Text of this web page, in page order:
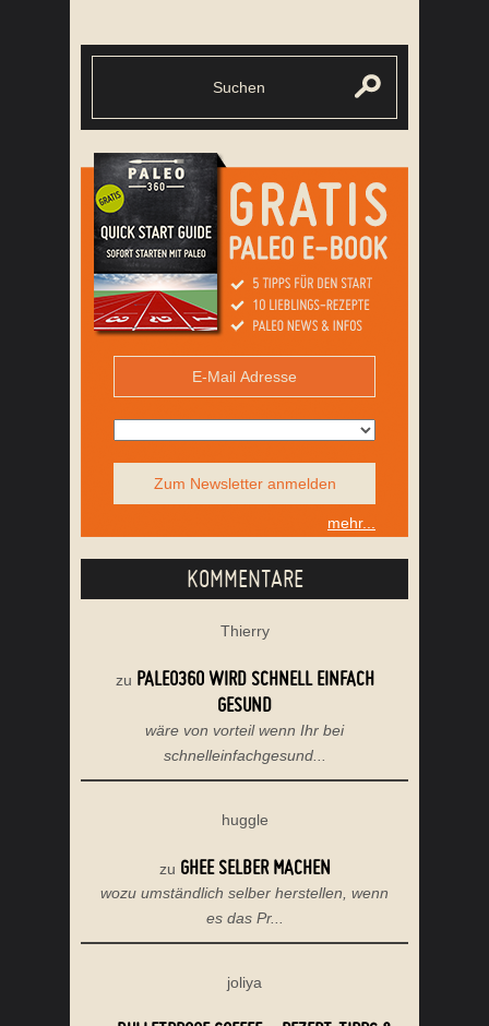
Zum Newsletter anmelden
mehr...
KOMMENTARE
Thierry
zu PALEO360 WIRD SCHNELL EINFACH
GESUND
wäre von vorteil wenn Ihr bei
schnelleinfachgesund...
huggle
zu GHEE SELBER MACHEN
wozu umständlich selber herstellen, wenn
es das Pr...
joliya